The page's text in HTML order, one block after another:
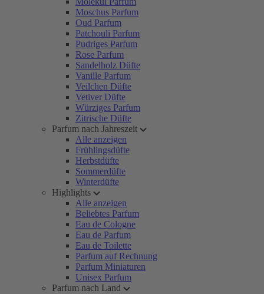
Moschus Parfum
Oud Parfum
Patchouli Parfum
Pudriges Parfum
Rose Parfum
Sandelholz Düfte
Vanille Parfum
Veilchen Düfte
Vetiver Düfte
Würziges Parfum
Zitrische Düfte
Parfum nach Jahreszeit
Alle anzeigen
Frühlingsdüfte
Herbstdüfte
Sommerdüfte
Winterdüfte
Highlights
Alle anzeigen
Beliebtes Parfum
Eau de Cologne
Eau de Parfum
Eau de Toilette
Parfum auf Rechnung
Parfum Miniaturen
Unisex Parfum
Parfum nach Land